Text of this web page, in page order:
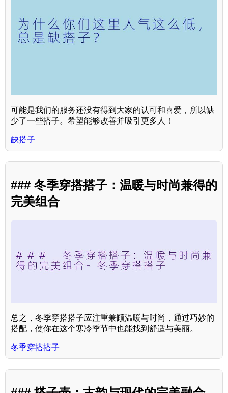
可能是我们的服务还没有得到大家的认可和喜爱，所以缺
少了一些搭子。希望能够改善并吸引更多人！
缺搭子
### 冬季穿搭搭子：温暖与时尚兼得的
完美组合
总之，冬季穿搭搭子应注重兼顾温暖与时尚，通过巧妙的
搭配，使你在这个寒冷季节中也能找到舒适与美丽。
冬季穿搭搭子